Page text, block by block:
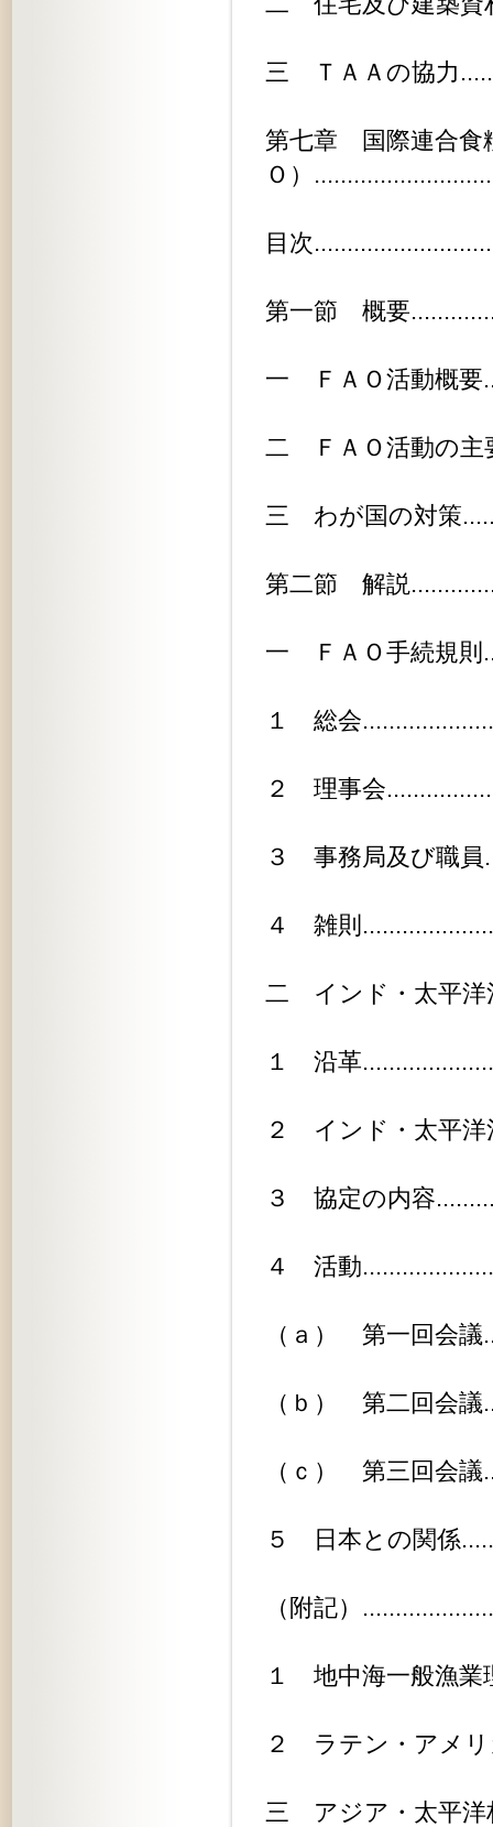
三 ＴＡＡの協力
第七章 国際連合食
Ｏ）
目次
第一節 概要
一 ＦＡＯ活動概要
二 ＦＡＯ活動の主
三 わが国の対策
第二節 解説
一 ＦＡＯ手続規則
１ 総会
２ 理事会
３ 事務局及び職員
４ 雑則
二 インド・太平洋
１ 沿革
２ インド・太平洋
３ 協定の内容
４ 活動
（ａ） 第一回会議
（ｂ） 第二回会議
（ｃ） 第三回会議
５ 日本との関係
（附記）
１ 地中海一般漁業
２ ラテン・アメリ
三 アジア・太平洋